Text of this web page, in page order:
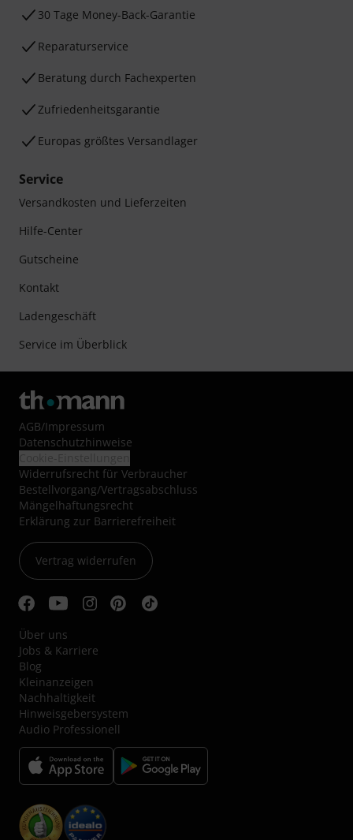
30 Tage Money-Back-Garantie
Reparaturservice
Beratung durch Fachexperten
Zufriedenheitsgarantie
Europas größtes Versandlager
Service
Versandkosten und Lieferzeiten
Hilfe-Center
Gutscheine
Kontakt
Ladengeschäft
Service im Überblick
AGB/Impressum
Datenschutzhinweise
Widerrufsrecht für Verbraucher
Bestellvorgang/Vertragsabschluss
Mängelhaftungsrecht
Erklärung zur Barrierefreiheit
Vertrag widerrufen
Über uns
Jobs & Karriere
Blog
Kleinanzeigen
Nachhaltigkeit
Hinweisgebersystem
Audio Professionell